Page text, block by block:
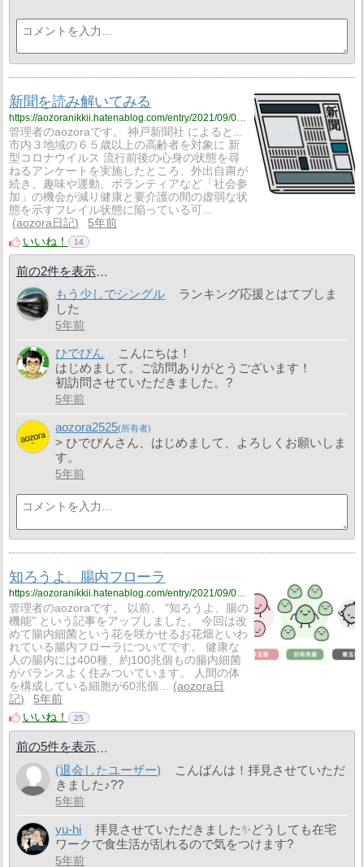
新聞を読み解いてみる
https://aozoranikkii.hatenablog.com/entry/2021/09/05/120609
管理者のaozoraです。 神戸新聞社 によると...
市内３地域の６５歳以上の高齢者を対象に 新
型コロナウイルス 流行前後の心身の状態を尋
ねるアンケートを実施したところ、外出自粛が
続き、趣味や運動、ボランティアなど「社会参
加」の機会が減り健康と要介護の間の虚弱な状
態を示すフレイル状態に陥っている可…
aozora日記
5年前
いいね！
14
前の2件を表示
もう少しでシングル
ランキング応援とはてブしま
した
5年前
ひでぴん
こんにちは！
はじめまして。ご訪問ありがとうございます！
初訪問させていただきました。?
5年前
aozora2525
> ひでぴんさん、はじめまして、よろしくお願いしま
す。
5年前
知ろうよ、腸内フローラ
https://aozoranikkii.hatenablog.com/entry/2021/09/09/143232
管理者のaozoraです。 以前、 "知ろうよ、腸の
機能" という記事をアップしました。 今回は改
めて腸内細菌という花を咲かせるお花畑といわ
れている腸内フローラについてです。 健康な
人の腸内には400種、約100兆個もの腸内細菌
がバランスよく住みついています。 人間の体
を構成している細胞が60兆個…
aozora日
記
5年前
いいね！
25
前の5件を表示
(退会したユーザー)
こんばんは！拝見させていただ
きました♪??
5年前
yu-hi
拝見させていただきました✨どうしても在宅
ワークで食生活が乱れるので気をつけます?
5年前